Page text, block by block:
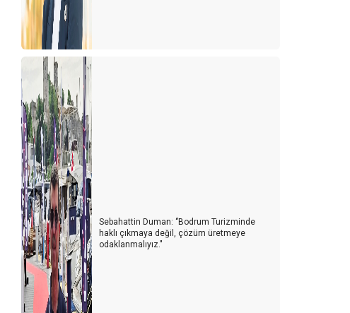
Sebahattin Duman: ‘’Bodrum Turizminde
haklı çıkmaya değil, çözüm üretmeye
odaklanmalıyız."